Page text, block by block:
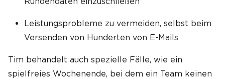
Leistungsprobleme zu vermeiden, selbst beim
Versenden von Hunderten von E-Mails
Tim behandelt auch spezielle Fälle, wie ein
spielfreies Wochenende, bei dem ein Team keinen